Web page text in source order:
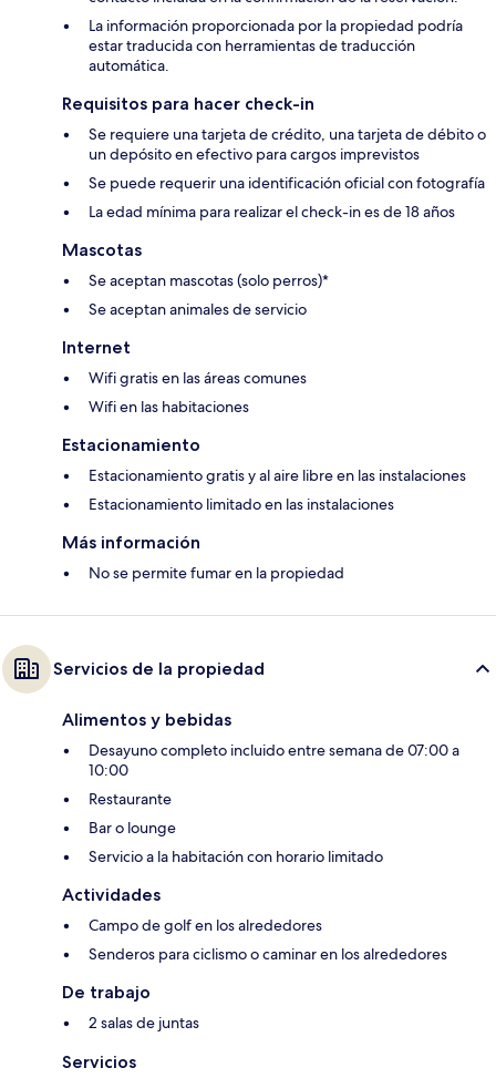
La información proporcionada por la propiedad podría
estar traducida con herramientas de traducción
automática.
Requisitos para hacer check-in
Se requiere una tarjeta de crédito, una tarjeta de débito o
un depósito en efectivo para cargos imprevistos
Se puede requerir una identificación oficial con fotografía
La edad mínima para realizar el check-in es de 18 años
Mascotas
Se aceptan mascotas (solo perros)*
Se aceptan animales de servicio
Internet
Wifi gratis en las áreas comunes
Wifi en las habitaciones
Estacionamiento
Estacionamiento gratis y al aire libre en las instalaciones
Estacionamiento limitado en las instalaciones
Más información
No se permite fumar en la propiedad
Servicios de la propiedad
Alimentos y bebidas
Desayuno completo incluido entre semana de 07:00 a
10:00
Restaurante
Bar o lounge
Servicio a la habitación con horario limitado
Actividades
Campo de golf en los alrededores
Senderos para ciclismo o caminar en los alrededores
De trabajo
2 salas de juntas
Servicios